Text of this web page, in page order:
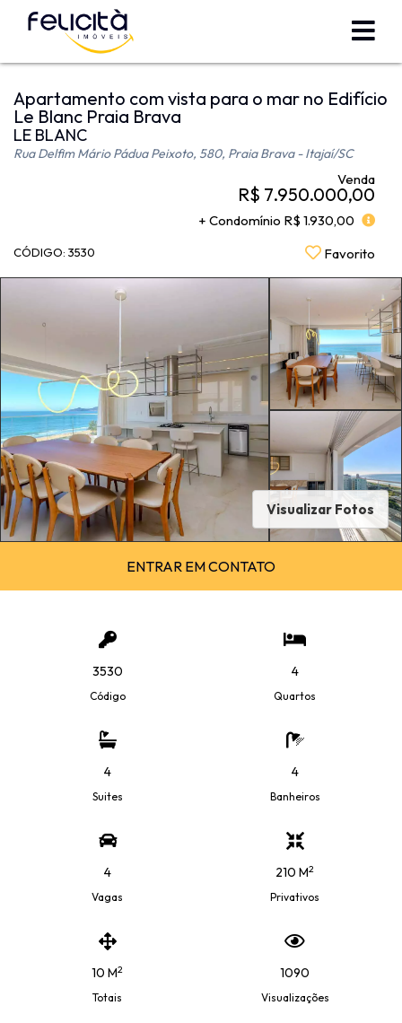
Apartamento com vista para o mar no Edifício
Le Blanc Praia Brava
LE BLANC
Rua Delfim Mário Pádua Peixoto, 580, Praia Brava - Itajaí/SC
Venda
R$ 7.950.000,00
+ Condomínio R$ 1.930,00
CÓDIGO: 3530 Favorito
Visualizar Fotos
ENTRAR EM CONTATO
3530
Código
4
Quartos
4
Suites
4
Banheiros
4
Vagas
210 M2
Privativos
10 M2
Totais
1090
Visualizações